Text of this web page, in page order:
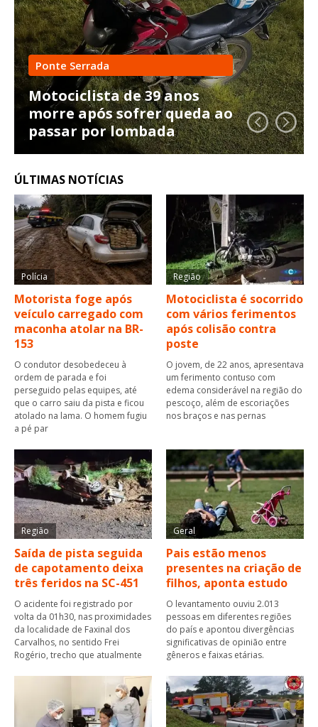
Ponte Serrada
Motociclista de 39 anos
morre após sofrer queda ao
passar por lombada
ÚLTIMAS NOTÍCIAS
Polícia
Motorista foge após
veículo carregado com
maconha atolar na BR-
153
O condutor desobedeceu à
ordem de parada e foi
perseguido pelas equipes, até
que o carro saiu da pista e ficou
atolado na lama. O homem fugiu
a pé par
Região
Motociclista é socorrido
com vários ferimentos
após colisão contra
poste
O jovem, de 22 anos, apresentava
um ferimento contuso com
edema considerável na região do
pescoço, além de escoriações
nos braços e nas pernas
Região
Saída de pista seguida
de capotamento deixa
três feridos na SC-451
O acidente foi registrado por
volta da 01h30, nas proximidades
da localidade de Faxinal dos
Carvalhos, no sentido Frei
Rogério, trecho que atualmente
Geral
Pais estão menos
presentes na criação de
filhos, aponta estudo
O levantamento ouviu 2.013
pessoas em diferentes regiões
do país e apontou divergências
significativas de opinião entre
gêneros e faixas etárias.